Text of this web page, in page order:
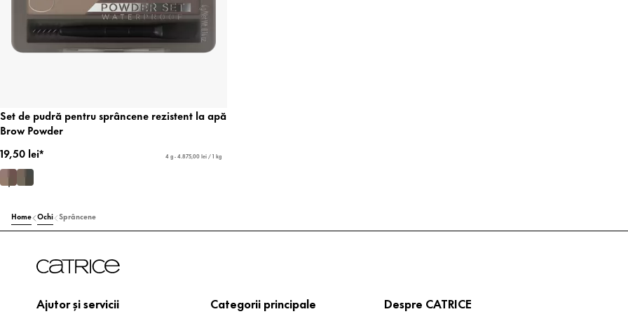
Set de pudră pentru sprâncene rezistent la apă
Brow Powder
19,50 lei*
4 g - 4.875,00 lei / 1 kg
Home Ochi Sprâncene
Ajutor și servicii Categorii principale Despre CATRICE